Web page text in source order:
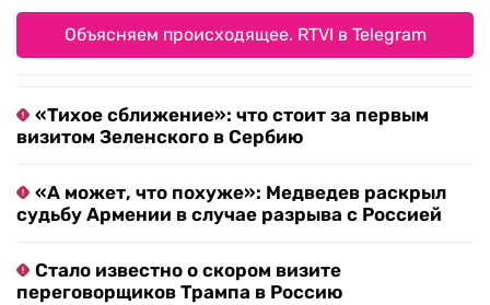
Объясняем происходящее. RTVI в Telegram
«Тихое сближение»: что стоит за первым
визитом Зеленского в Сербию
«А может, что похуже»: Медведев раскрыл
судьбу Армении в случае разрыва с Россией
Стало известно о скором визите
переговорщиков Трампа в Россию